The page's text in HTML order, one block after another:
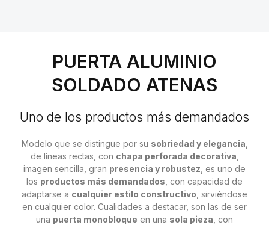
PUERTA ALUMINIO
SOLDADO ATENAS
Uno de los productos más demandados
Modelo que se distingue por su sobriedad y elegancia
de líneas rectas, con chapa perforada decorativa
imagen sencilla, gran presencia y robustez , es uno de
los productos más demandados , con capacidad de
adaptarse a cualquier estilo constructivo , sirviéndose
en cualquier color. Cualidades a destacar, son las de ser
una puerta monobloque en una sola pieza , con